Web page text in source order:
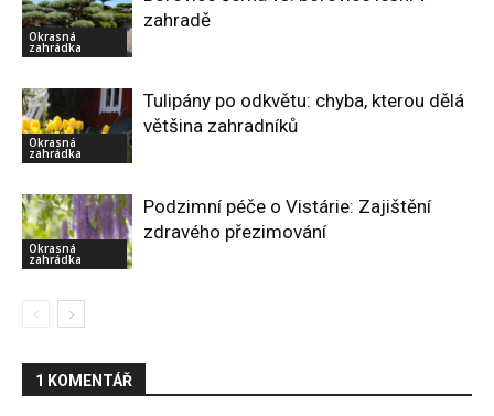
Okrasná
zahrádka
zahradě
Okrasná
zahrádka
Tulipány po odkvětu: chyba, kterou dělá
většina zahradníků
Okrasná
zahrádka
Podzimní péče o Vistárie: Zajištění
zdravého přezimování
1 KOMENTÁŘ